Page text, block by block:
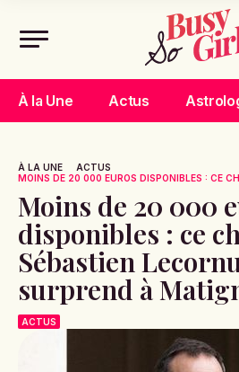
À la Une Actus
À LA UNE
ACTUS
MOINS DE 20 000 EUROS DISPONIBLES : CE
Moins de 20 000
disponibles : ce
Sébastien
surprend à
ACTUS